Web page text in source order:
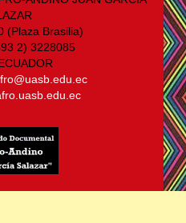
(Plaza Brasilia)
2) 3228085